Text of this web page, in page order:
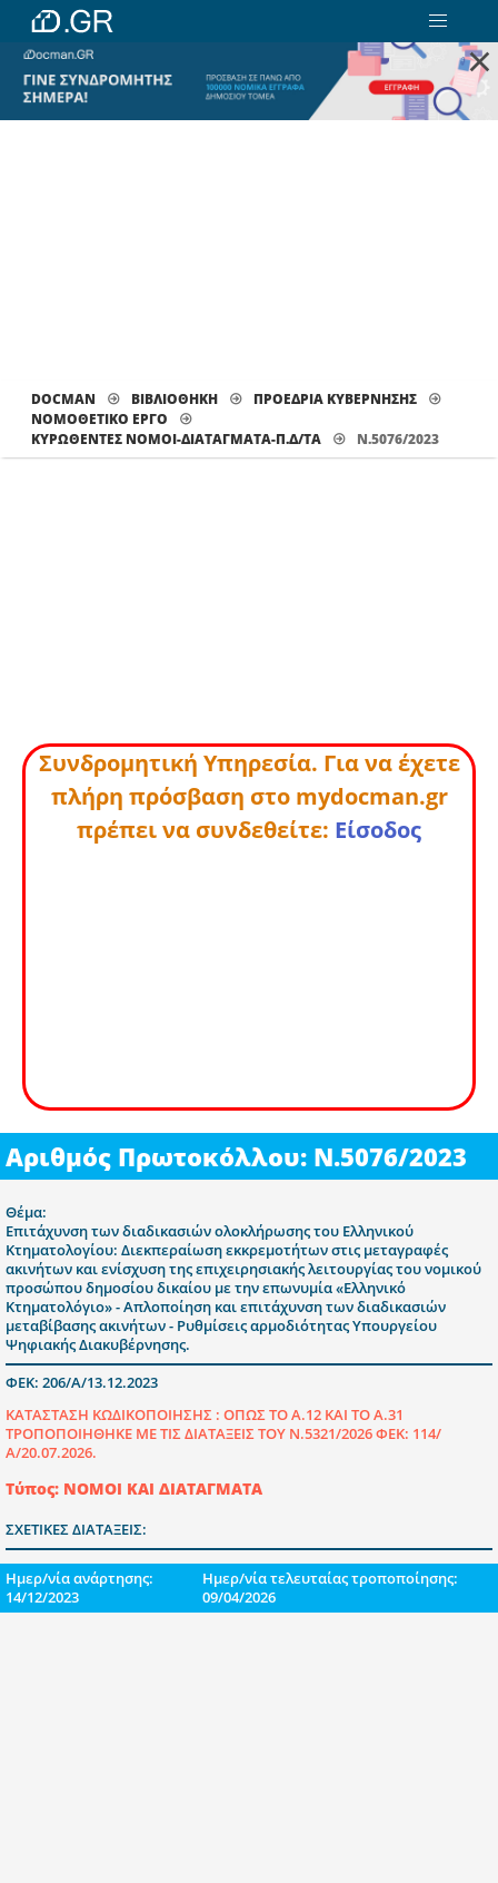
×
DOCMAN ΒΙΒΛΙΟΘΗΚΗ
ΠΡΟΕΔΡΙΑ ΚΥΒΕΡΝΗΣΗΣ
ΝΟΜΟΘΕΤΙΚΟ ΕΡΓΟ
ΚΥΡΩΘΈΝΤΕΣ ΝΌΜΟΙ-ΔΙΑΤΆΓΜΑΤΑ-Π.Δ/ΤΑ
Ν.5076/2023
Συνδρομητική Υπηρεσία. Για να έχετε
πλήρη πρόσβαση στο mydocman.gr
πρέπει να συνδεθείτε: Είσοδος
Αριθμός Πρωτοκόλλου: Ν.5076/2023
Θέμα:
Επιτάχυνση των διαδικασιών ολοκλήρωσης του Ελληνικού
Κτηματολογίου: Διεκπεραίωση εκκρεμοτήτων στις μεταγραφές
ακινήτων και ενίσχυση της επιχειρησιακής λειτουργίας του νομικού
προσώπου δημοσίου δικαίου με την επωνυμία «Ελληνικό
Κτηματολόγιο» - Απλοποίηση και επιτάχυνση των διαδικασιών
μεταβίβασης ακινήτων - Ρυθμίσεις αρμοδιότητας Υπουργείου
Ψηφιακής Διακυβέρνησης.
ΦΕΚ: 206/Α/13.12.2023
ΚΑΤΑΣΤΑΣΗ ΚΩΔΙΚΟΠΟΙΗΣΗΣ : ΟΠΩΣ ΤΟ Α.12 ΚΑΙ ΤΟ Α.31
ΤΡΟΠΟΠΟΙΗΘΗΚΕ ΜΕ ΤΙΣ ΔΙΑΤΑΞΕΙΣ ΤΟΥ Ν.5321/2026 ΦΕΚ: 114/
Α/20.07.2026.
Τύπος: ΝΟΜΟΙ ΚΑΙ ΔΙΑΤΑΓΜΑΤΑ
ΣΧΕΤΙΚΕΣ ΔΙΑΤΑΞΕΙΣ:
Ημερ/νία ανάρτησης:
14/12/2023
Ημερ/νία τελευταίας τροποποίησης:
09/04/2026